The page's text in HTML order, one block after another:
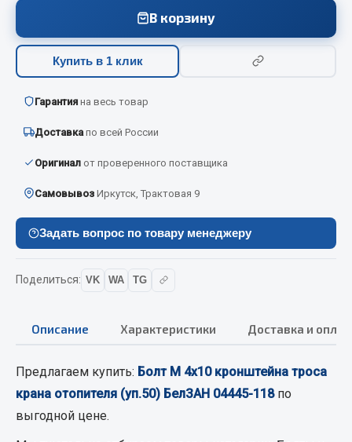
Аксессуары автомобильные
Аптечки и знаки автомобильные
Брызговики
Вентиляторы кабины
Весь раздел
Смазочные материалы
МЕТИЗЫ
В корзину
Купить в 1 клик
Гарантия на весь товар
Доставка по всей России
Оригинал от проверенного поставщика
Самовывоз Иркутск, Трактовая 9
Задать вопрос по товару менеджеру
Поделиться: VK WA TG
Описание Характеристики Доставка и
Предлагаем купить: Болт М 4х10 кронштейна троса
крана отопителя (уп.50) БелЗАН 04445-118по
выгодной цене.